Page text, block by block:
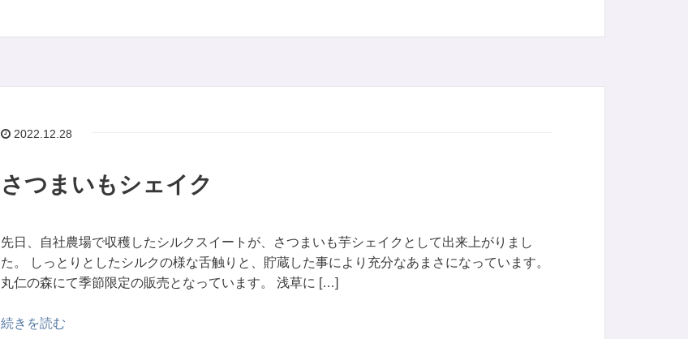
2022.12.28
さつまいもシェイク
先日、自社農場で収穫したシルクスイートが、さつまいも芋シェイクとして出来上がりまし
た。 しっとりとしたシルクの様な舌触りと、貯蔵した事により充分なあまさになっています。
丸仁の森にて季節限定の販売となっています。 浅草に […]
続きを読む